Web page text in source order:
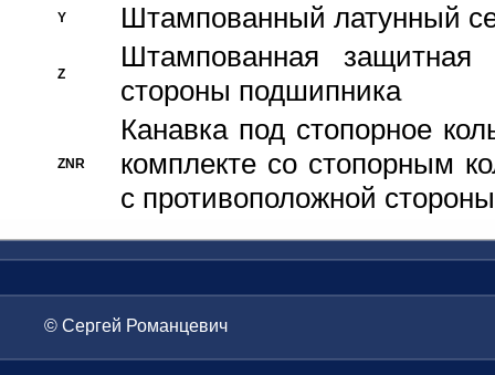
Y Штампованный латунный
Z
Штампованная
стороны подшипника
ZNR
Канавка под стопорное
комплекте со стопорным
с противоположной стороны
© Сергей Романцевич